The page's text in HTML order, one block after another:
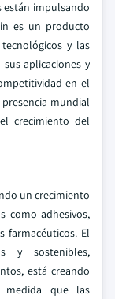
están impulsando
es un producto
y las
aplicaciones y
en el
mundial
crecimiento del
un crecimiento
como adhesivos,
farmacéuticos. El
y sostenibles,
está creando
medida que las